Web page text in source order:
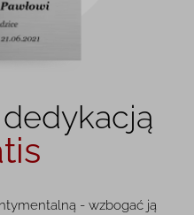
- wzbogać ją